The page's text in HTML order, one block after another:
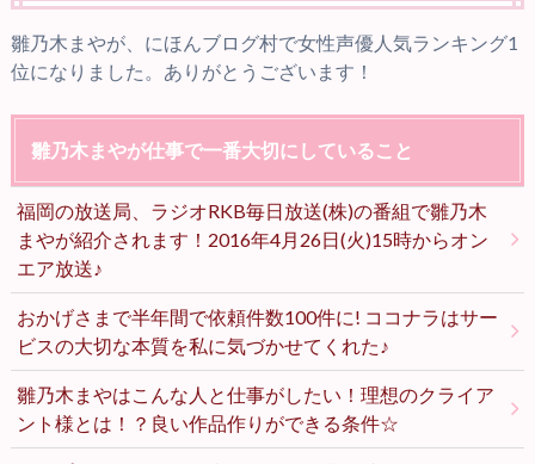
雛乃木まやが、にほんブログ村で女性声優人気ランキング1
位になりました。ありがとうございます！
雛乃木まやが仕事で一番大切にしていること
福岡の放送局、ラジオRKB毎日放送(株)の番組で雛乃木
まやが紹介されます！2016年4月26日(火)15時からオン
エア放送♪
おかげさまで半年間で依頼件数100件に! ココナラはサー
ビスの大切な本質を私に気づかせてくれた♪
雛乃木まやはこんな人と仕事がしたい！理想のクライア
ント様とは！？良い作品作りができる条件☆